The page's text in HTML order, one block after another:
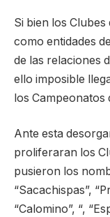
Si bien los
como entidades
de las relaciones
ello imposible
los Campeonatos
Ante esta
proliferaran los
pusieron los
“Sacachispas”,
“Calomino”, “,